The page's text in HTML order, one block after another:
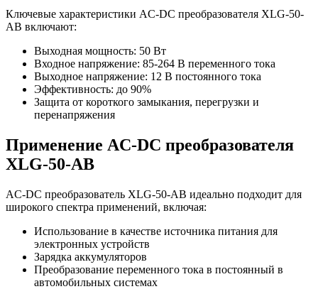
Ключевые характеристики AC-DC преобразователя XLG-50-
AB включают:
Выходная мощность: 50 Вт
Входное напряжение: 85-264 В переменного тока
Выходное напряжение: 12 В постоянного тока
Эффективность: до 90%
Защита от короткого замыкания, перегрузки и
перенапряжения
Применение AC-DC преобразователя
XLG-50-AB
AC-DC преобразователь XLG-50-AB идеально подходит для
широкого спектра применений, включая:
Использование в качестве источника питания для
электронных устройств
Зарядка аккумуляторов
Преобразование переменного тока в постоянный в
автомобильных системах